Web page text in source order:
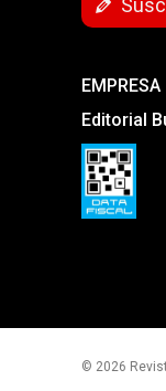
EMPRESA
Editorial
© 2026